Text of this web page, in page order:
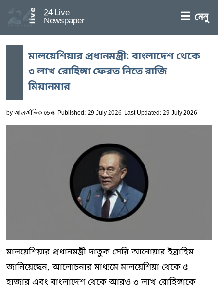
24 Live
Newspaper ☰ মেনু
মালয়েশিয়ার প্রধানমন্ত্রী: বাংলাদেশ থেকে
৩ লাখ রোহিঙ্গা ফেরত নিতে রাজি
মিয়ানমার
byআন্তর্জাতিক ডেস্ক Published: 29 July 2026 Last Updated: 29 July 2026
মালয়েশিয়ার প্রধানমন্ত্রী দাতুক সেরি আনোয়ার ইব্রাহিম
জানিয়েছেন, আলোচনার মাধ্যমে মালয়েশিয়া থেকে ৫
হাজার এবং বাংলাদেশ থেকে আরও ৩ লাখ রোহিঙ্গাকে